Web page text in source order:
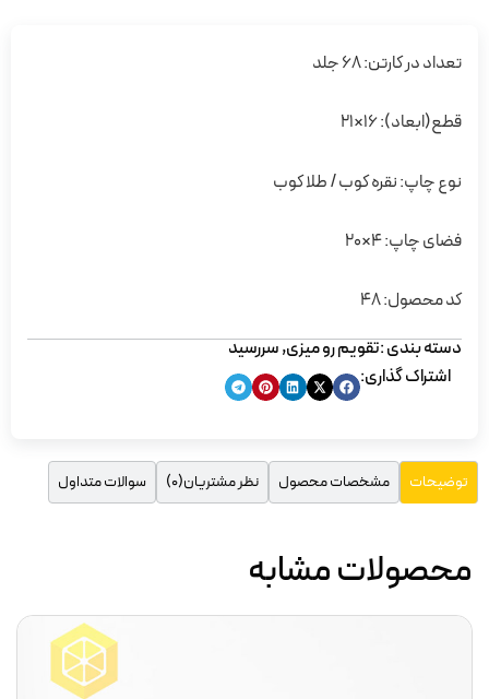
تعداد در کارتن: 68 جلد
قطع(ابعاد): 16×21
نوع چاپ: نقره کوب / طلا کوب
فضای چاپ: 4×20
کد محصول: 48
دسته بندی :تقویم رو میزی,سررسید
اشتراک گذاری:
توضیحات مشخصات محصول نظر مشتریان(0) سوالات متداول
محصولات مشابه